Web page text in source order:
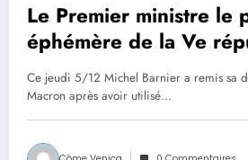
Le Premier ministre le
éphémère de la Ve
Ce jeudi 5/12 Michel Barnier a remis sa
Macron après avoir utilisé…